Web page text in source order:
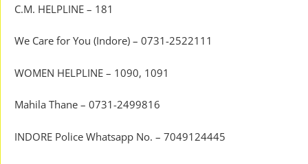
C.M. HELPLINE – 181
We Care for You (Indore) – 0731-2522111
WOMEN HELPLINE – 1090, 1091
Mahila Thane – 0731-2499816
INDORE Police Whatsapp No. – 7049124445